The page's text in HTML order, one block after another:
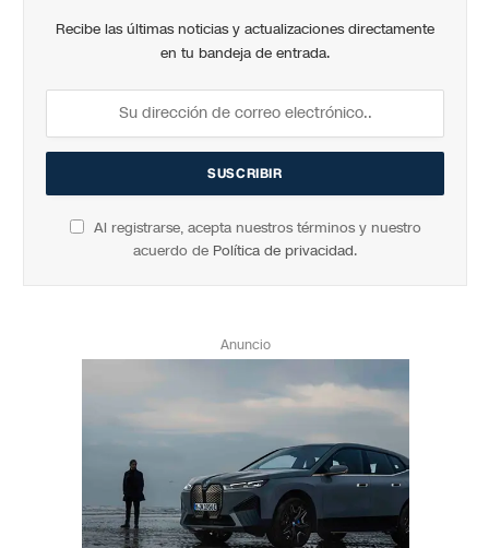
Recibe las últimas noticias y actualizaciones directamente
en tu bandeja de entrada.
Al registrarse, acepta nuestros términos y nuestro
acuerdo de Política de privacidad.
Anuncio